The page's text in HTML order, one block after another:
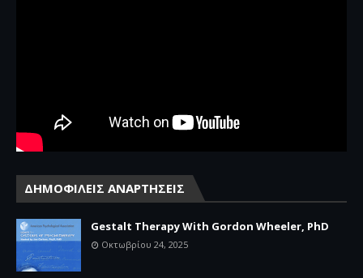
ΔΗΜΟΦΙΛΕΙΣ ΑΝΑΡΤΗΣΕΙΣ
Gestalt Therapy With Gordon Wheeler, PhD
Οκτωβρίου 24, 2025